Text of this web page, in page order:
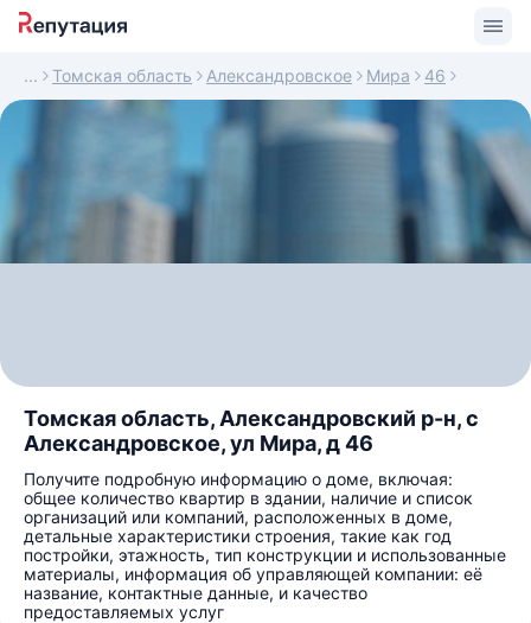
Томская область Александровское Мира 46
Томская область, Александровский р-н, с
Александровское, ул Мира, д 46
Получите подробную информацию о доме, включая:
общее количество квартир в здании, наличие и список
организаций или компаний, расположенных в доме,
детальные характеристики строения, такие как год
постройки, этажность, тип конструкции и использованные
материалы, информация об управляющей компании: её
название, контактные данные, и качество
предоставляемых услуг